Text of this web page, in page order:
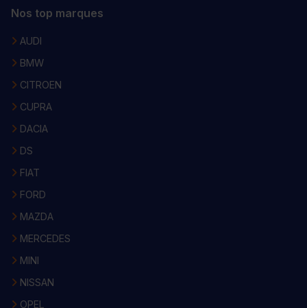
Nos top marques
AUDI
BMW
CITROEN
CUPRA
DACIA
DS
FIAT
FORD
MAZDA
MERCEDES
MINI
NISSAN
OPEL